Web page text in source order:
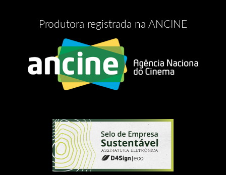
Produtora registrada na ANCINE